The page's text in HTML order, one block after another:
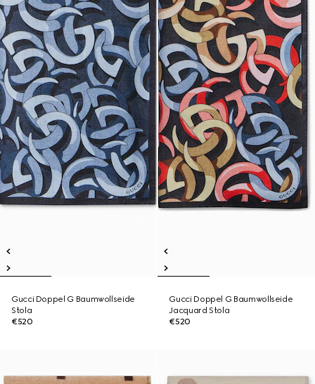
Gucci Doppel G Baumwollseide
Stola
€520
Gucci Doppel G Baumwollseide
Jacquard Stola
€520